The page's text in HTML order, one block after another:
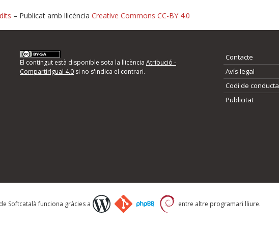
d'errors
següents i descriviu quina és la millora que
– Publicat amb llicència Creative Commons CC-BY 4.0
El contingut està disponible sota la llicència Atribució -
CompartirIgual 4.0si no s'indica el contrari.
Contacte
Avís legal
Codi de conducta
Publicitat
Softcatalà funciona gràcies a entre altre programari lliure.